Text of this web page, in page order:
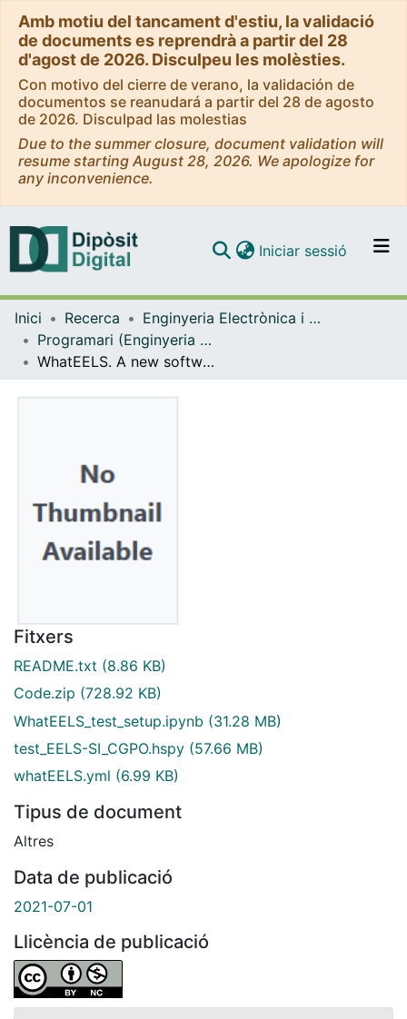
Amb motiu del tancament d'estiu, la validació
de documents es reprendrà a partir del 28
d'agost de 2026. Disculpeu les molèsties.
Con motivo del cierre de verano, la validación de
documentos se reanudará a partir del 28 de agosto
de 2026. Disculpad las molestias
Due to the summer closure, document validation will
resume starting August 28, 2026. We apologize for
any inconvenience.
Navega per tot el DD
Iniciar sessió (current)
Inici Recerca
Enginyeria Electrònica i Biomèdica
Programari (Enginyeria Electrònica i Biomèdica)
WhatEELS. A new software solution for ELNES analysis
Fitxers
README.txt (8.86 KB)
Code.zip (728.92 KB)
WhatEELS_test_setup.ipynb (31.28 MB)
test_EELS-SI_CGPO.hspy (57.66 MB)
whatEELS.yml (6.99 KB)
Tipus de document
Altres
Data de publicació
2021-07-01
Llicència de publicació